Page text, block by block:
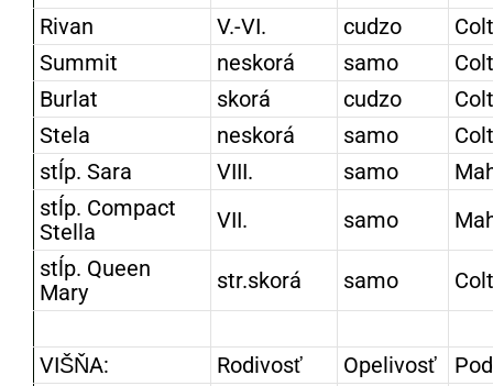
Rivan
V.-VI. cudzo
Colt
Summit
neskorá samo
Colt
Burlat
skorá cudzo
Colt
Stela
neskorá samo
Colt
stĺp. Sara
VIII. samo
stĺp. Compact
Stella
VII. samo
stĺp. Queen
Mary
str.skorá samo Colt
VIŠŇA: Rodivosť Opelivosť